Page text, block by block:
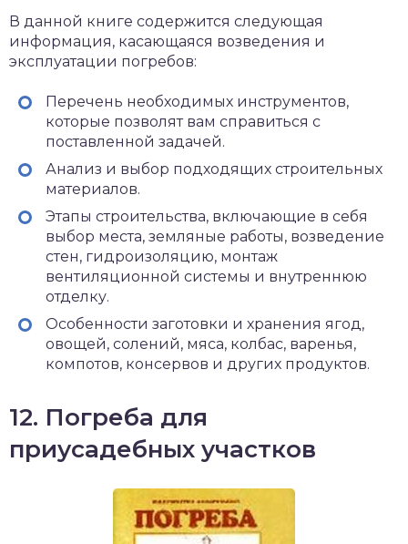
В данной книге содержится следующая
информация, касающаяся возведения и
эксплуатации погребов:
Перечень необходимых инструментов,
которые позволят вам справиться с
поставленной задачей.
Анализ и выбор подходящих строительных
материалов.
Этапы строительства, включающие в себя
выбор места, земляные работы, возведение
стен, гидроизоляцию, монтаж
вентиляционной системы и внутреннюю
отделку.
Особенности заготовки и хранения ягод,
овощей, солений, мяса, колбас, варенья,
компотов, консервов и других продуктов.
12. Погреба для
приусадебных участков